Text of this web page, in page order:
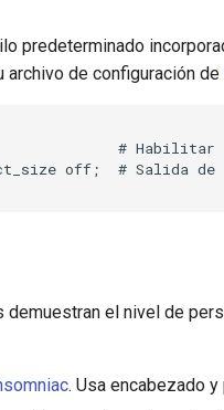
predeterminado
archivo de configuración de
# Habilitar
off;  # Salida
el nivel de
. Usa encabezado